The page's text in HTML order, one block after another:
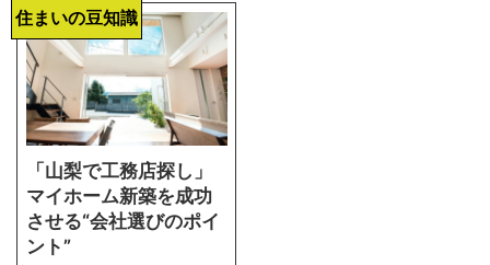
「山梨で工務店探し」
マイホーム新築を成功
させる“会社選びのポイ
ント”
住まいの豆知識